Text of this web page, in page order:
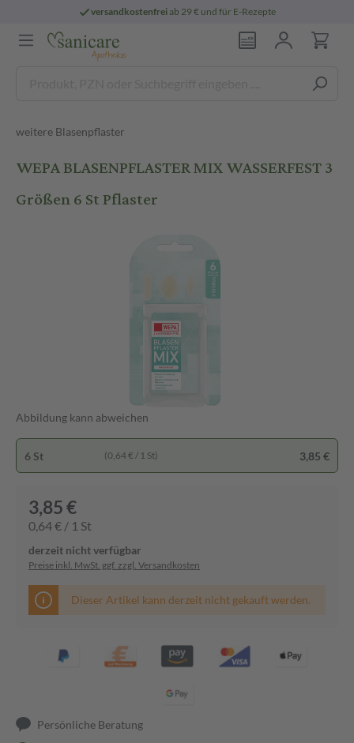
versandkostenfreiab 29 € und für E-Rezepte
weitere Blasenpflaster
WEPA BLASENPFLASTER MIX WASSERFEST 3
Größen 6 St Pflaster
Abbildung kann abweichen
6 St (0,64 € / 1 St) 3,85 €
3,85 €
0,64 € / 1 St
derzeit nicht verfügbar
Preise inkl. MwSt. ggf. zzgl. Versandkosten
Dieser Artikel kann derzeit nicht gekauft werden.
Persönliche Beratung